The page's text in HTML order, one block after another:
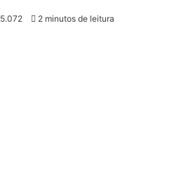
5.072 2 minutos de leitura